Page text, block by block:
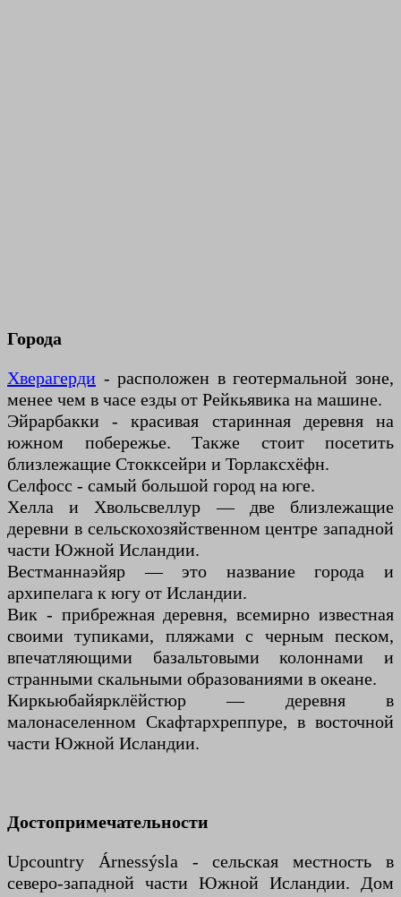
Города
Хверагерди - расположен в геотермальной зоне,
менее чем в часе езды от Рейкьявика на машине.
Эйрарбакки - красивая старинная деревня на
южном побережье. Также стоит посетить
близлежащие Стокксейри и Торлаксхёфн.
Селфосс - самый большой город на юге.
Хелла и Хвольсвеллур — две близлежащие
деревни в сельскохозяйственном центре западной
части Южной Исландии.
Вестманнаэйяр — это название города и
архипелага к югу от Исландии.
Вик - прибрежная деревня, всемирно известная
своими тупиками, пляжами с черным песком,
впечатляющими базальтовыми колоннами и
странными скальными образованиями в океане.
Киркьюбайярклёйстюр — деревня в
малонаселенном Скафтархреппуре, в восточной
части Южной Исландии.
Достопримечательности
Upcountry Árnessýsla - сельская местность в
северо-западной части Южной Исландии. Дом